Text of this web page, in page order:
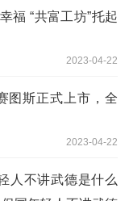
福 “共富工坊”托起
2023-04-22
图斯正式上市，全
2023-04-22
人不讲武德是什么